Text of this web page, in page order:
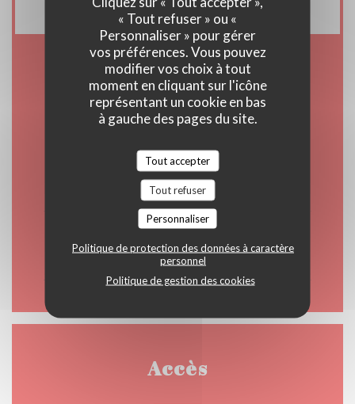
« Tout refuser » ou «
Personnaliser » pour gérer
vos préférences. Vous pouvez
modifier vos choix à tout
moment en cliquant sur l'icône
représentant un cookie en bas
à gauche des pages du site.
Tout accepter
Tout refuser
Personnaliser
Politique de protection des données à caractère
personnel
Politique de gestion des cookies
Horaires
Lun-Sam
12h00 - 15h00 • 19h00 - 23h00
Dimanche
12h00 - 16h00 • 19h00 - 22h00
Accès